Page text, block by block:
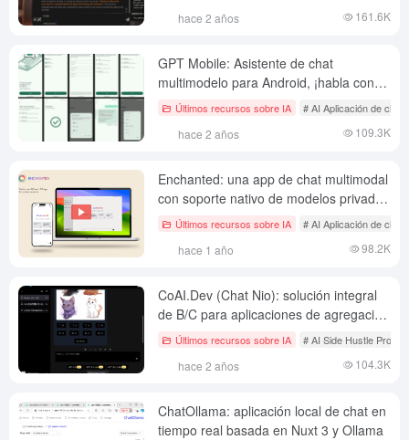
hace 2 años 161.6K
GPT Mobile: Asistente de chat
multimodelo para Android, ¡habla con
varios LLM a la vez!
Últimos recursos sobre IA # AI Aplicación de chat
hace 2 años 109.3K
Enchanted: una app de chat multimodal
con soporte nativo de modelos privados
para iOS y macOS
Últimos recursos sobre IA # AI Aplicación de chat
hace 1 año 98.2K
CoAI.Dev (Chat Nio): solución integral
de B/C para aplicaciones de agregación
de IA con facturación flexible y
suscripción.
Últimos recursos sobre IA # AI Side Hustle
hace 2 años 104.3K
ChatOllama: aplicación local de chat en
tiempo real basada en Nuxt 3 y Ollama